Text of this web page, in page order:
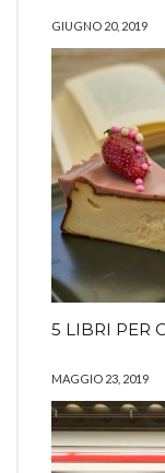
GIUGNO 20, 2019
5 LIBRI PER
MAGGIO 23, 2019
Ⓒ2019
La risposta